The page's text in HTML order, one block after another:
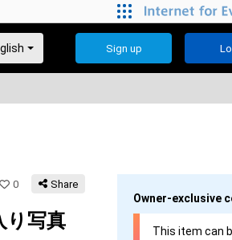
Sign up
0 Share
り写真
Owner-exclusive
This item can